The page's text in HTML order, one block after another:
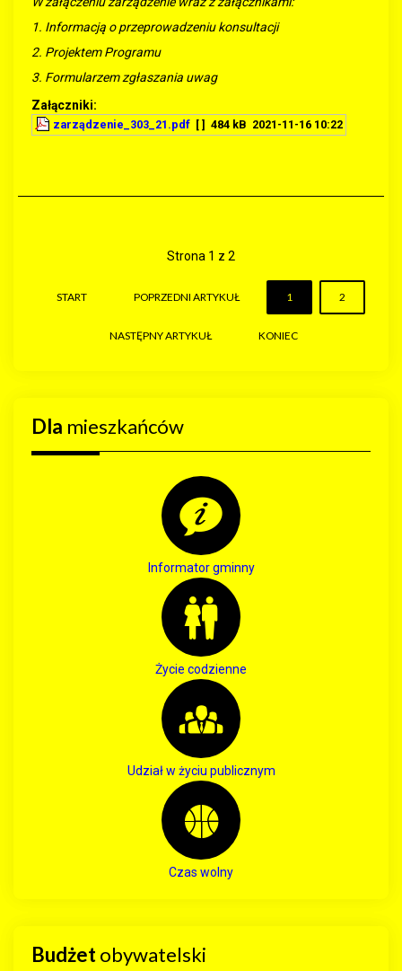
1. Informacją o przeprowadzeniu konsultacji
2. Projektem Programu
3. Formularzem zgłaszania uwag
Załączniki:
zarządzenie_303_21.pdf [ ] 484 kB 2021-11-16 10:22
Strona 1 z 2
START POPRZEDNI ARTYKUŁ 1 2
NASTĘPNY ARTYKUŁ KONIEC
Dla mieszkańców
Informator gminny
Życie codzienne
Udział w życiu publicznym
Czas wolny
Budżetobywatelski